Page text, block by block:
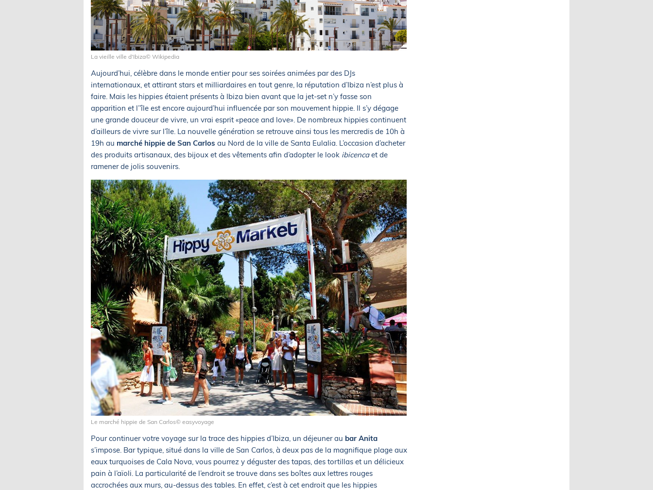
La vieille ville d'Ibiza© Wikipedia
Aujourd’hui, célèbre dans le monde entier pour ses soirées animées par des DJs
internationaux, et attirant stars et milliardaires en tout genre, la réputation d’Ibiza n’est plus à
faire. Mais les hippies étaient présents à Ibiza bien avant que la jet-set n’y fasse son
apparition et l’’île est encore aujourd’hui influencée par son mouvement hippie. Il s’y dégage
une grande douceur de vivre, un vrai esprit «peace and love». De nombreux hippies continuent
d’ailleurs de vivre sur l’île. La nouvelle génération se retrouve ainsi tous les mercredis de 10h à
19h au marché hippie de San Carlos au Nord de la ville de Santa Eulalia. L’occasion d’acheter
des produits artisanaux, des bijoux et des vêtements afin d’adopter le look ibicencaet de
ramener de jolis souvenirs.
Le marché hippie de San Carlos© easyvoyage
Pour continuer votre voyage sur la trace des hippies d’Ibiza, un déjeuner au bar Anita
s’impose. Bar typique, situé dans la ville de San Carlos, à deux pas de la magnifique plage aux
eaux turquoises de Cala Nova, vous pourrez y déguster des tapas, des tortillas et un délicieux
pain à l’aïoli. La particularité de l’endroit se trouve dans ses boîtes aux lettres rouges
accrochées aux murs, au-dessus des tables. En effet, c’est à cet endroit que les hippies